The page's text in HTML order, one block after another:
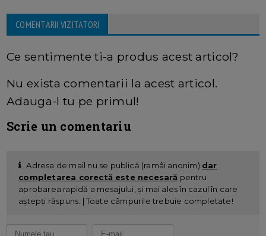
COMENTARII VIZITATORI
Ce sentimente ti-a produs acest articol?
Nu exista comentarii la acest articol.
Adauga-l tu pe primul!
Scrie un comentariu
Adresa de mail nu se publică (ramâi anonim) dar
completarea corectă este necesară pentru
aprobarea rapidă a mesajului, și mai ales în cazul în care
aștepți răspuns. | Toate câmpurile trebuie completate!